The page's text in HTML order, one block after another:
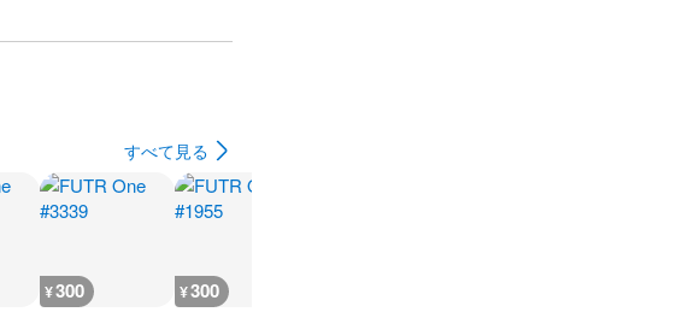
すべて見る
¥300 ¥300